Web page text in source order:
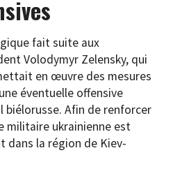
fait suite aux
Volodymyr Zelensky, qui
en œuvre des mesures
éventuelle offensive
biélorusse. Afin de renforcer
militaire ukrainienne est
dans la région de Kiev-